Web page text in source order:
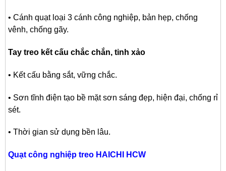
• Cánh quạt loại 3 cánh công nghiệp, bản hẹp, chống
vênh, chống gãy.
Tay treo kết cấu chắc chắn, tinh xảo
• Kết cấu bằng sắt, vững chắc.
• Sơn tĩnh điện tạo bề mặt sơn sáng đẹp, hiện đại, chống rỉ
sét.
• Thời gian sử dụng bền lâu.
Quạt công nghiệp treo HAICHI HCW